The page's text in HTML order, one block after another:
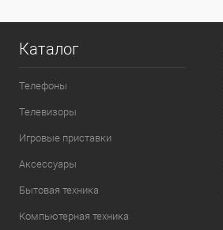
Каталог
Телефоны
Телевизоры
Игровые приставки
Аксессуары
Бытовая техника
Компьютерная техника